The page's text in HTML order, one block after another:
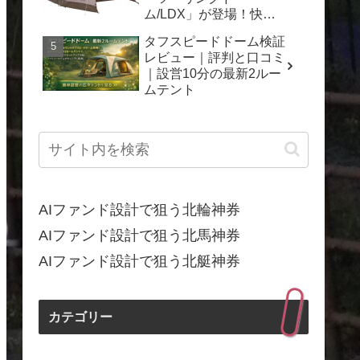
ム/LDX」が登場！快適
もう
タフスピードドーム検証
レビュー｜評判と口コミ
｜設営10分の最新2ルー
ムテント
AIファンド設計で狙う北輪神券
AIファンド設計で狙う北馬神券
AIファンド設計で狙う北艇神券
カテゴリー